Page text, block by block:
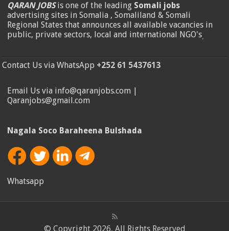
QARAN JOBSis one of the leading Somali jobs
advertising sites in Somalia , Somaliland & Somali
Regional States that announces all available vacancies in
public, private sectors, local and international NGO's.
Contact Us via WhatsApp +252 61 5437613
Email Us via info@qaranjobs.com |
Qaranjobs@gmail.com
Nagala Soco Baraheena Bulshada
Whatsapp
© Copyright 2026, All Rights Reserved